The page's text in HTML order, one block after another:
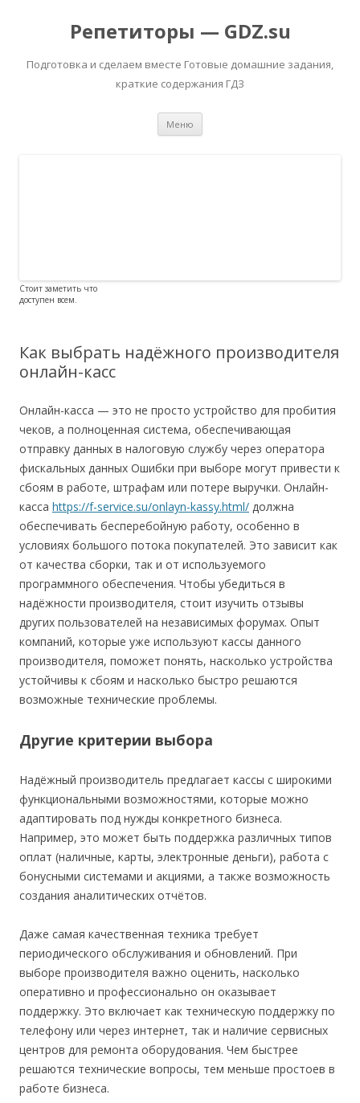
Репетиторы — GDZ.su
Подготовка и сделаем вместе Готовые домашние задания,
краткие содержания ГДЗ
Меню
Стоит заметить что
доступен всем.
Как выбрать надёжного производителя
онлайн-касс
Онлайн-касса — это не просто устройство для пробития
чеков, а полноценная система, обеспечивающая
отправку данных в налоговую службу через оператора
фискальных данных Ошибки при выборе могут привести к
сбоям в работе, штрафам или потере выручки. Онлайн-
касса https://f-service.su/onlayn-kassy.html/ должна
обеспечивать бесперебойную работу, особенно в
условиях большого потока покупателей. Это зависит как
от качества сборки, так и от используемого
программного обеспечения. Чтобы убедиться в
надёжности производителя, стоит изучить отзывы
других пользователей на независимых форумах. Опыт
компаний, которые уже используют кассы данного
производителя, поможет понять, насколько устройства
устойчивы к сбоям и насколько быстро решаются
возможные технические проблемы.
Другие критерии выбора
Надёжный производитель предлагает кассы с широкими
функциональными возможностями, которые можно
адаптировать под нужды конкретного бизнеса.
Например, это может быть поддержка различных типов
оплат (наличные, карты, электронные деньги), работа с
бонусными системами и акциями, а также возможность
создания аналитических отчётов.
Даже самая качественная техника требует
периодического обслуживания и обновлений. При
выборе производителя важно оценить, насколько
оперативно и профессионально он оказывает
поддержку. Это включает как техническую поддержку по
телефону или через интернет, так и наличие сервисных
центров для ремонта оборудования. Чем быстрее
решаются технические вопросы, тем меньше простоев в
работе бизнеса.